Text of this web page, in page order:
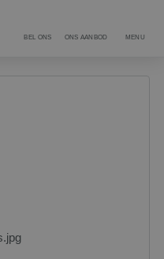
BEL ONS ONS AANBOD MENU